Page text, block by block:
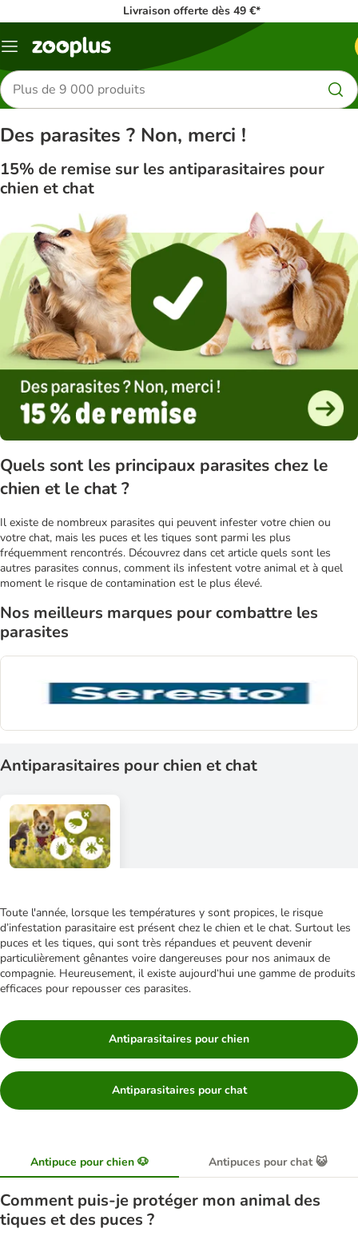
Livraison offerte dès 49 €*
Menu
Rechercher
des
produits
Des parasites ? Non, merci !
15% de remise sur les antiparasitaires pour
chien et chat
Quels sont les principaux parasites chez le
chien et le chat ?
Il existe de nombreux parasites qui peuvent infester votre chien ou
votre chat, mais les puces et les tiques sont parmi les plus
fréquemment rencontrés. Découvrez dans cet article quels sont les
autres parasites connus, comment ils infestent votre animal et à quel
moment le risque de contamination est le plus élevé.
Nos meilleurs marques pour combattre les
parasites
Antiparasitaires pour chien et chat
Toute l'année, lorsque les températures y sont propices, le risque
d’infestation parasitaire est présent chez le chien et le chat. Surtout les
puces et les tiques, qui sont très répandues et peuvent devenir
particulièrement gênantes voire dangereuses pour nos animaux de
compagnie. Heureusement, il existe aujourd‘hui une gamme de produits
efficaces pour repousser ces parasites.
Antiparasitaires pour chien
Antiparasitaires pour chat
Antipuce pour chien 🐶 Antipuces pour chat 😺
Comment puis-je protéger mon animal des
tiques et des puces ?